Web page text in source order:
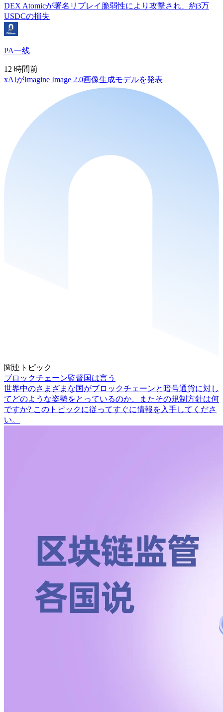
DEX Atomicが署名リプレイ脆弱性により攻撃され、約3万
USDCの損失
PA一线
12 時間前
xAIがImagine Image 2.0画像生成モデルを発表
関連トピック
ブロックチェーン監督国は言う
世界中のさまざまな国がブロックチェーンと暗号通貨に対し
てどのような姿勢をとっているのか、またその規制方針は何
ですか? このトピックに従ってすぐに情報を入手してくださ
い。